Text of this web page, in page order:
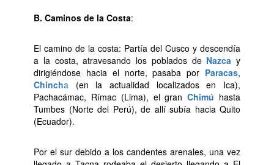
B. Caminos de la Costa:
El camino de la costa: Partía del Cusco y descendía
a la costa, atravesando los poblados de Nazca y
dirigiéndose hacia el norte, pasaba por Paracas,
Chincha (en la actualidad localizados en Ica),
Pachacámac, Rímac (Lima), el granChimú hasta
Tumbes (Norte del Perú), de allí subía hacia Quito
(Ecuador).
Por el sur debido a los candentes arenales, una vez